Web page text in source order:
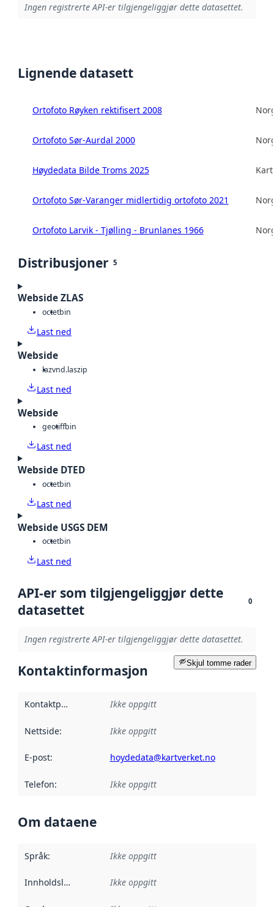
Ingen registrerte API-er tilgjengeliggjør dette datasettet.
Lignende datasett
Ortofoto Røyken rektifisert 2008
Ortofoto Sør-Aurdal 2000
Høydedata Bilde Troms 2025
Ortofoto Sør-Varanger midlertidig ortofoto 2021
Ortofoto Larvik - Tjølling - Brunlanes 1966
Distribusjoner 5
Webside ZLAS
octetbin
Last ned
Webside
lazvnd.laszip
Last ned
Webside
geotiffbin
Last ned
Webside DTED
octetbin
Last ned
Webside USGS DEM
octetbin
Last ned
API-er som tilgjengeliggjør dette
datasettet
0
Ingen registrerte API-er tilgjengeliggjør dette datasettet.
Skjul tomme rader
Kontaktinformasjon
Kontaktpunkt Ikke oppgitt
Nettside: Ikke oppgitt
E-post: hoydedata@kartverket.no
Telefon: Ikke oppgitt
Om dataene
Språk: Ikke oppgitt
Innholdsleverandører :
Ikke oppgitt